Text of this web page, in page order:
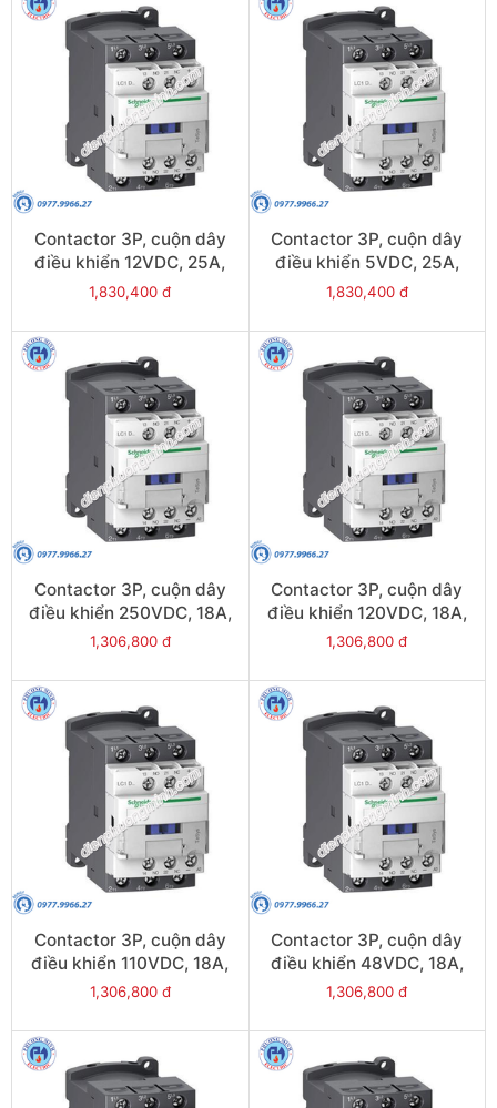
Contactor 3P, cuộn dây
điều khiển 12VDC, 25A,
1N/O, 1N/C - Model
1,830,400 đ
Contactor 3P, cuộn dây
điều khiển 5VDC, 25A,
1N/O, 1N/C - Model
1,830,400 đ
Contactor 3P, cuộn dây
điều khiển 250VDC, 18A,
1N/O, 1N/C - Model
1,306,800 đ
Contactor 3P, cuộn dây
điều khiển 120VDC, 18A,
1N/O, 1N/C - Model
1,306,800 đ
Contactor 3P, cuộn dây
điều khiển 110VDC, 18A,
1N/O, 1N/C - Model
1,306,800 đ
Contactor 3P, cuộn dây
điều khiển 48VDC, 18A,
1N/O, 1N/C - Model
1,306,800 đ